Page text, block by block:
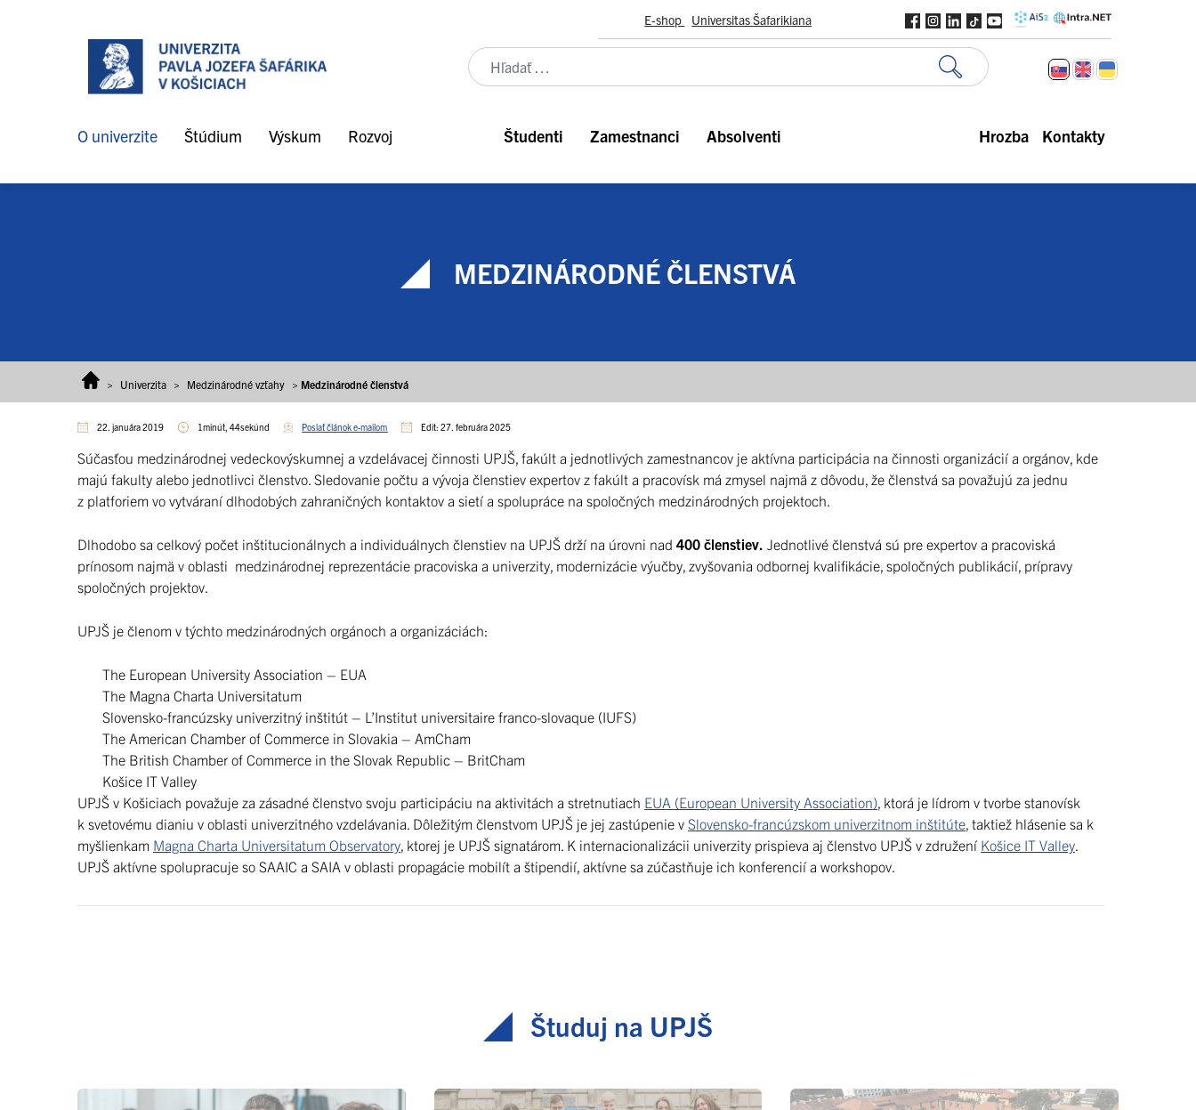
E-shop Universitas Šafarikiana
O univerzite Štúdium Výskum Rozvoj Študenti Zamestnanci Absolventi Hrozba Kontakty
MEDZINÁRODNÉ ČLENSTVÁ
> Univerzita > Medzinárodné vzťahy > Medzinárodné členstvá
22. januára 2019 1minút, 44sekúnd Poslať článok e-mailom Edit: 27. februára 2025
Súčasťou medzinárodnej vedeckovýskumnej a vzdelávacej činnosti UPJŠ, fakúlt a jednotlivých zamestnancov je aktívna participácia na činnosti organizácií a orgánov, kde
majú fakulty alebo jednotlivci členstvo. Sledovanie počtu a vývoja členstiev expertov z fakúlt a pracovísk má zmysel najmä z dôvodu, že členstvá sa považujú za jednu
z platforiem vo vytváraní dlhodobých zahraničných kontaktov a sietí a spolupráce na spoločných medzinárodných projektoch.
Dlhodobo sa celkový počet inštitucionálnych a individuálnych členstiev na UPJŠ drží na úrovni nad 400 členstiev. Jednotlivé členstvá sú pre expertov a pracoviská
prínosom najmä v oblasti medzinárodnej reprezentácie pracoviska a univerzity, modernizácie výučby, zvyšovania odbornej kvalifikácie, spoločných publikácií, prípravy
spoločných projektov.
UPJŠ je členom v týchto medzinárodných orgánoch a organizáciách:
The European University Association – EUA
The Magna Charta Universitatum
Slovensko-francúzsky univerzitný inštitút – L’Institut universitaire franco-slovaque (IUFS)
The American Chamber of Commerce in Slovakia – AmCham
The British Chamber of Commerce in the Slovak Republic – BritCham
Košice IT Valley
UPJŠ v Košiciach považuje za zásadné členstvo svoju participáciu na aktivitách a stretnutiach EUA (European University Association), ktorá je lídrom v tvorbe stanovísk
k svetovému dianiu v oblasti univerzitného vzdelávania. Dôležitým členstvom UPJŠ je jej zastúpenie v Slovensko-francúzskom univerzitnom inštitúte, taktiež hlásenie sa k
myšlienkam Magna Charta Universitatum Observatory, ktorej je UPJŠ signatárom. K internacionalizácii univerzity prispieva aj členstvo UPJŠ v združení Košice IT Valley.
UPJŠ aktívne spolupracuje so SAAIC a SAIA v oblasti propagácie mobilít a štipendií, aktívne sa zúčastňuje ich konferencií a workshopov.
Študuj na UPJŠ